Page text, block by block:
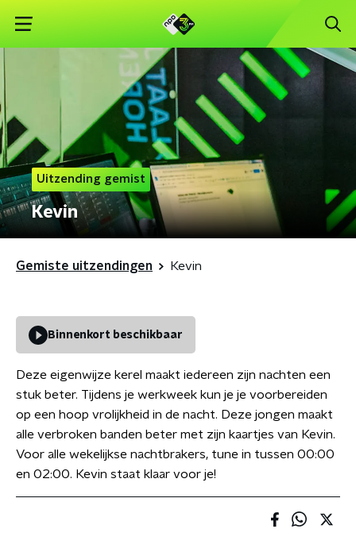
Uitzending gemist
Kevin
Gemiste uitzendingen Kevin
Binnenkort beschikbaar
Deze eigenwijze kerel maakt iedereen zijn nachten een
stuk beter. Tijdens je werkweek kun je je voorbereiden
op een hoop vrolijkheid in de nacht. Deze jongen maakt
alle verbroken banden beter met zijn kaartjes van Kevin.
Voor alle wekelijkse nachtbrakers, tune in tussen 00:00
en 02:00. Kevin staat klaar voor je!